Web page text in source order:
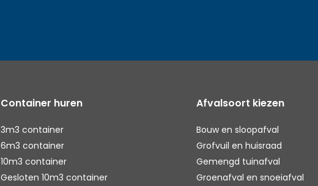
Container huren
3m3 container
6m3 container
10m3 container
Gesloten 10m3 container
Afvalsoort kiezen
Bouw en sloopafval
Grofvuil en huisraad
Gemengd tuinafval
Groenafval en snoeiafval